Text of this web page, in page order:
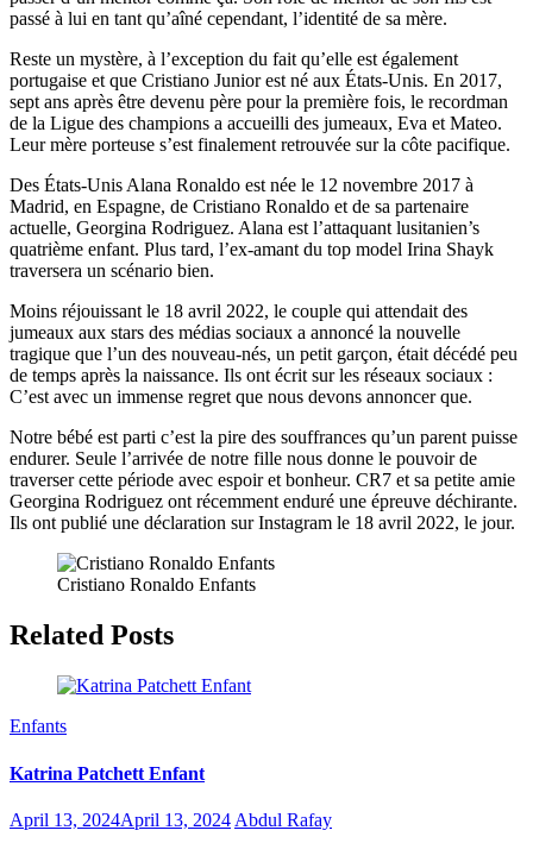
passé à lui en tant qu’aîné cependant, l’identité de sa mère.
Reste un mystère, à l’exception du fait qu’elle est également
portugaise et que Cristiano Junior est né aux États-Unis. En 2017,
sept ans après être devenu père pour la première fois, le recordman
de la Ligue des champions a accueilli des jumeaux, Eva et Mateo.
Leur mère porteuse s’est finalement retrouvée sur la côte pacifique.
Des États-Unis Alana Ronaldo est née le 12 novembre 2017 à
Madrid, en Espagne, de Cristiano Ronaldo et de sa partenaire
actuelle, Georgina Rodriguez. Alana est l’attaquant lusitanien’s
quatrième enfant. Plus tard, l’ex-amant du top model Irina Shayk
traversera un scénario bien.
Moins réjouissant le 18 avril 2022, le couple qui attendait des
jumeaux aux stars des médias sociaux a annoncé la nouvelle
tragique que l’un des nouveau-nés, un petit garçon, était décédé peu
de temps après la naissance. Ils ont écrit sur les réseaux sociaux :
C’est avec un immense regret que nous devons annoncer que.
Notre bébé est parti c’est la pire des souffrances qu’un parent puisse
endurer. Seule l’arrivée de notre fille nous donne le pouvoir de
traverser cette période avec espoir et bonheur. CR7 et sa petite amie
Georgina Rodriguez ont récemment enduré une épreuve déchirante.
Ils ont publié une déclaration sur Instagram le 18 avril 2022, le jour.
Cristiano Ronaldo Enfants
Related Posts
Enfants
Katrina Patchett Enfant
April 13, 2024April 13, 2024 Abdul Rafay